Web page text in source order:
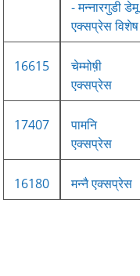
- मन्नारगुडी डेमू
एक्सप्रेस विशेष
16615
चेम्मोष़ी
एक्सप्रेस
17407
पामनि
एक्सप्रेस
16180 मन्नै एक्सप्रेस